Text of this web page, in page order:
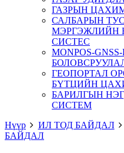
ГАЗРЫН
САЛБАРЫН
МЭРГЭЖЛИЙН
СИСТЕС
MONPOS-
ГЕОПОРТАЛ
БҮТЦИЙН
БАРИЛГЫН
СИСТЕМ
Нүүр
ИЛ ТОД БАЙДАЛ
БАЙДАЛ